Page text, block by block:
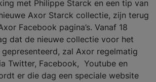
met Philippe Starck en een tip van
Axor Starck collectie, zijn terug
Facebook pagina’s. Vanaf 18
dat de nieuwe collectie voor het
zal Axor regelmatig
Twitter, Facebook, Youtube en
er die dag een speciale website